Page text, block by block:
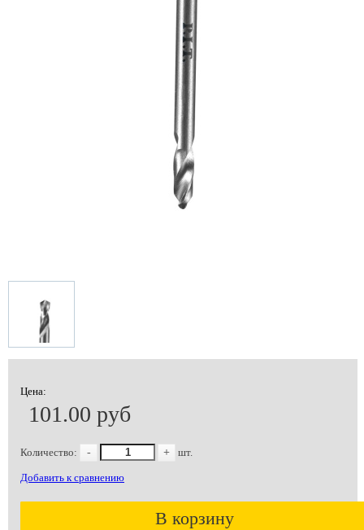
Цена:
101.00 руб
Количество: - + шт.
Добавить к сравнению
В корзину